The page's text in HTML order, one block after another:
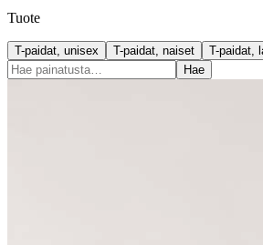
Tuote
T-paidat, unisex T-paidat, naiset T-paidat,
Hae